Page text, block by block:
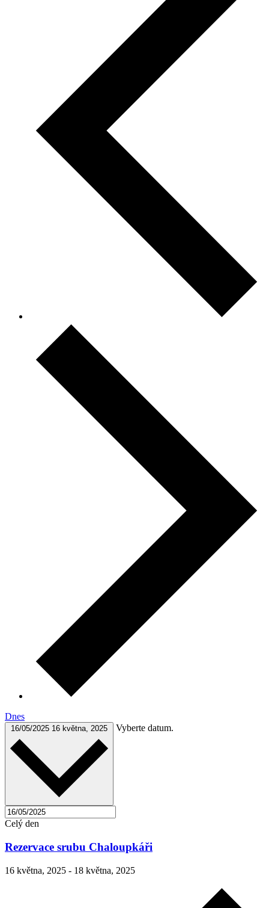
Dnes
16/05/2025 16 května, 2025 Vyberte datum.
Celý den
Rezervace srubu Chaloupkáři
16 května, 2025 - 18 května, 2025